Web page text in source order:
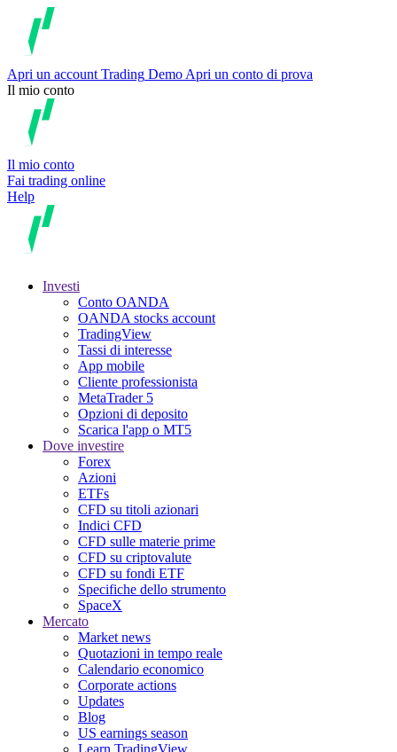
Apri un account Trading Demo Apri un conto di prova
Il mio conto
Il mio conto
Fai trading online
Help
Investi
Conto OANDA
OANDA stocks account
TradingView
Tassi di interesse
App mobile
Cliente professionista
MetaTrader 5
Opzioni di deposito
Scarica l'app o MT5
Dove investire
Forex
Azioni
ETFs
CFD su titoli azionari
Indici CFD
CFD sulle materie prime
CFD su criptovalute
CFD su fondi ETF
Specifiche dello strumento
SpaceX
Mercato
Market news
Quotazioni in tempo reale
Calendario economico
Corporate actions
Updates
Blog
US earnings season
Learn TradingView